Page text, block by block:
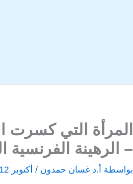
المرأة التي كسرت
– الرهينة
بواسطة أ.د غسان حمدون / أكتوبر 12, 2022